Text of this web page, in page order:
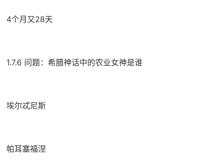
4个月又28天
1.7.6 问题：希腊神话中的农业女神是谁
埃尔忒尼斯
帕耳塞福涅